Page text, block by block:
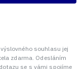
souhlasu jej
zdarma. Odesláním
se s vámi spojíme